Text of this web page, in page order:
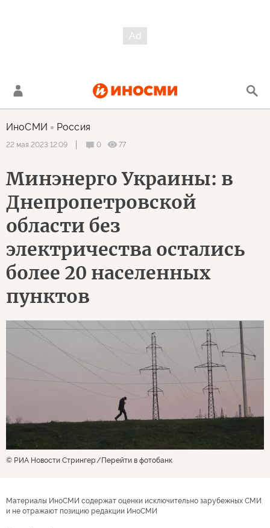
ИноСМИ Россия
22 мая 2023 12:09 0 77
Минэнерго Украины: в
Днепропетровской
области без
электричества остались
более 20 населенных
пунктов
© РИА Новости Стрингер Перейти в фотобанк
Материалы ИноСМИ содержат оценки исключительно зарубежных СМИ
и не отражают позицию редакции ИноСМИ